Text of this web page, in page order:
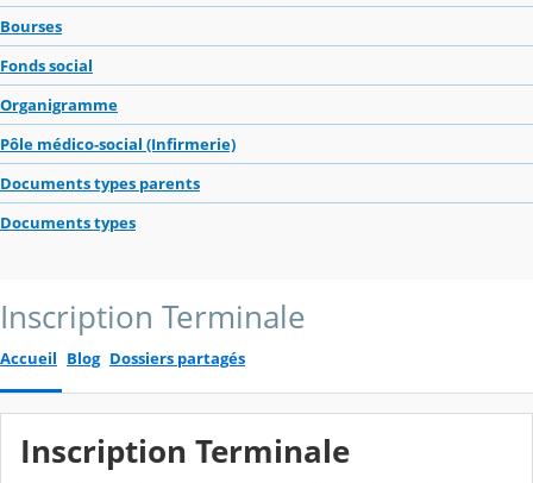
Bourses
Fonds social
Organigramme
Pôle médico-social (Infirmerie)
Documents types parents
Documents types
Inscription Terminale
Accueil Blog Dossiers partagés
Inscription Terminale